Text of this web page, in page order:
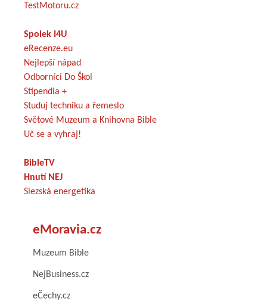
TestMotoru.cz
Spolek I4U
eRecenze.eu
Nejlepší nápad
Odborníci Do Škol
Stipendia +
Studuj techniku a řemeslo
Světové Muzeum a Knihovna Bible
Uč se a vyhraj!
BibleTV
Hnutí NEJ
Slezská energetika
eMoravia.cz
Muzeum Bible
NejBusiness.cz
eČechy.cz